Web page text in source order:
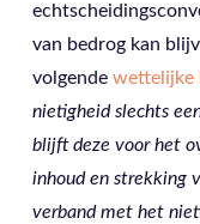
van bedrog kan
volgende wettelijke
nietigheid slechts
blijft deze voor het
inhoud en strekking
verband met het